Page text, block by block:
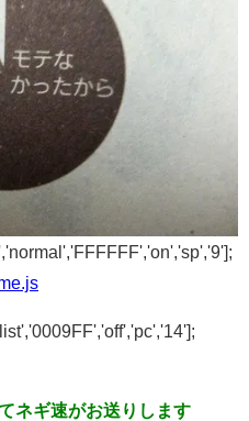
ネギ速がお送りします